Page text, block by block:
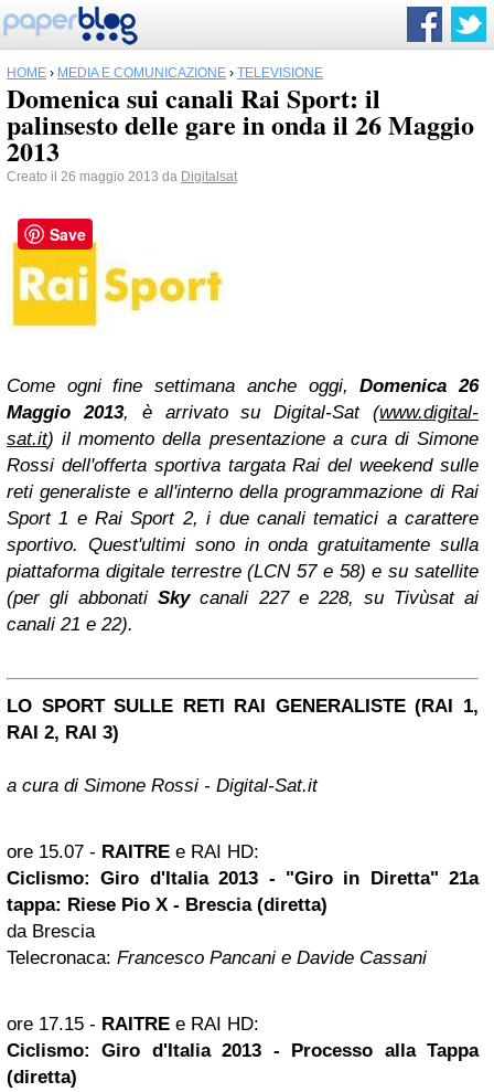
HOME › MEDIA E COMUNICAZIONE › TELEVISIONE
Domenica sui canali Rai Sport: il
palinsesto delle gare in onda il 26 Maggio
2013
Creato il 26 maggio 2013 da Digitalsat
Come ogni fine settimana anche oggi,Domenica 26
Maggio 2013, è arrivato su Digital-Sat (www.digital-
sat.it) il momento della presentazione a cura di Simone
Rossi dell'offerta sportiva targata Rai del weekend sulle
reti generaliste e all'interno della programmazione di Rai
Sport 1 e Rai Sport 2, i due canali tematici a carattere
sportivo. Quest'ultimi sono in onda gratuitamente sulla
piattaforma digitale terrestre (LCN 57 e 58) e su satellite
(per gli abbonatiSkycanali 227 e 228, su Tivùsat ai
canali 21 e 22).
LO SPORT SULLE RETI RAI GENERALISTE (RAI 1,
RAI 2, RAI 3)
a cura di Simone Rossi - Digital-Sat.it
ore 15.07 - RAITRE e RAI HD:
Ciclismo: Giro d'Italia 2013 - "Giro in Diretta" 21a
tappa: Riese Pio X - Brescia (diretta)
da Brescia
Telecronaca: Francesco Pancani e Davide Cassani
ore 17.15 - RAITRE e RAI HD:
Ciclismo: Giro d'Italia 2013 - Processo alla Tappa
(diretta)
Save